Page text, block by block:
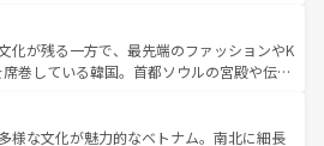
覧ビティも充実しており、サーフィンやダイ
ングなど、アウトドア好きにはたまらな
リアの多彩な魅力を存分に味わいつくそ
山岳地帯である台湾東部など、都市の喧騒
が共存しており、訪れる人に新しい発見と
てくれる。また、奥深い台湾の食文化も魅
判のスイーツなど、バラエティ豊かな料理
が味わえる。 なお、新着の台湾情報は コンテンツ一覧を参
化が残る一方で、最先端のファッションやK
巻している韓国。首都ソウルの宮殿や伝統
延ばせば四季折々の自然美を楽しむことが
、キムチや焼肉、絶品のストリートフード
様な文化が魅力的なベトナム。南北に細長